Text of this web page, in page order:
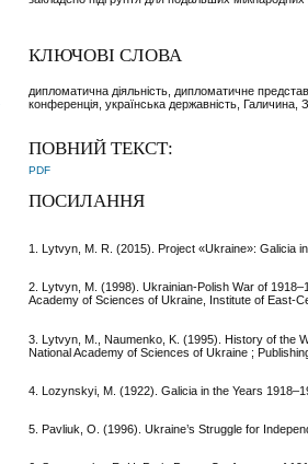
КЛЮЧОВІ СЛОВА
дипломатична діяльність, дипломатичне
конференція, українська державність, Галичина,
ПОВНИЙ ТЕКСТ:
PDF
ПОСИЛАННЯ
1. Lytvyn, M. R. (2015). Project «Ukraine»: Galicia
2. Lytvyn, M. (1998). Ukrainian-Polish War of
Academy of Sciences of Ukraine, Institute of East-
3. Lytvyn, M., Naumenko, K. (1995). History of the
National Academy of Sciences of Ukraine ;
4. Lozynskyi, M. (1922). Galicia in the Years
5. Pavliuk, O. (1996). Ukraine’s Struggle for